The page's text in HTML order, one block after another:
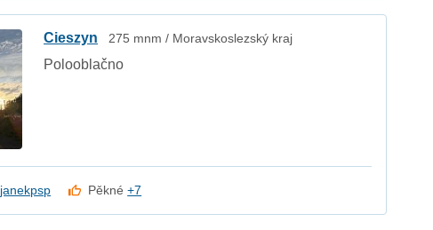
Cieszyn 275 mnm / Moravskoslezský kraj
Polooblačno
janekpsp Pěkné+7